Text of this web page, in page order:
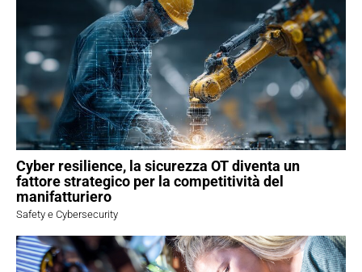
Cyber resilience, la sicurezza OT diventa un
fattore strategico per la competitività del
manifatturiero
Safety e Cybersecurity